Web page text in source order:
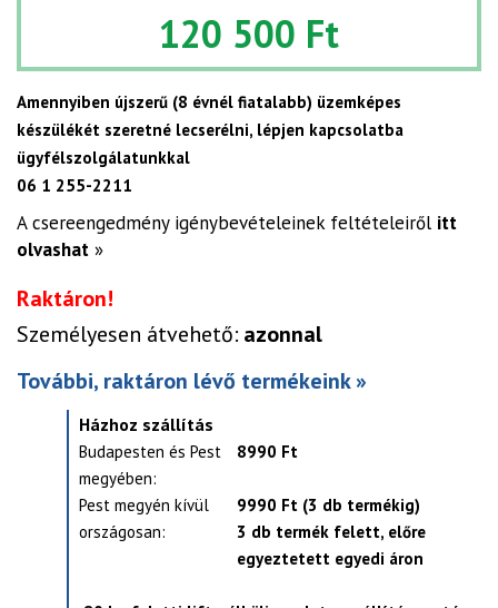
120 500 Ft
Amennyiben újszerű (8 évnél fiatalabb) üzemképes
készülékét szeretné lecserélni, lépjen kapcsolatba
ügyfélszolgálatunkkal
06 1 255-2211
A csereengedmény igénybevételeinek feltételeiről itt
olvashat »
Raktáron!
Személyesen átvehető: azonnal
További, raktáron lévő termékeink »
Házhoz szállítás
Budapesten és Pest
megyében:
8990 Ft
Pest megyén kívül
országosan:
9990 Ft (3 db termékig)
3 db termék felett, előre
egyeztetett egyedi áron